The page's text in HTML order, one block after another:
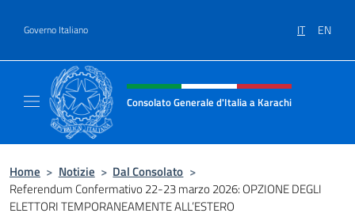
Governo Italiano IT EN
Intestazione sito, social e menù
Consolato Generale d'Italia a Karachi
Home > Notizie > Dal Consolato >
Referendum Confermativo 22-23 marzo 2026: OPZIONE DEGLI
ELETTORI TEMPORANEAMENTE ALL’ESTERO